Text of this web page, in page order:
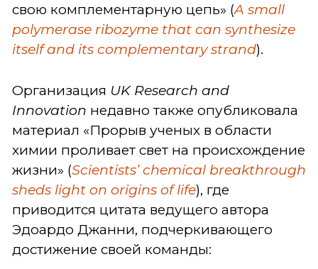
свою комплементарную цепь» (A small
polymerase ribozyme that can synthesize
itself and its complementary strand).
Организация UK Research and
Innovation недавно также опубликовала
материал «Прорыв ученых в области
химии проливает свет на происхождение
жизни» (Scientists’ chemical breakthrough
sheds light on origins of life), где
приводится цитата ведущего автора
Эдоардо Джанни, подчеркивающего
достижение своей команды: